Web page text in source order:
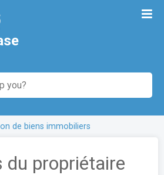
de biens immobiliers
du propriétaire